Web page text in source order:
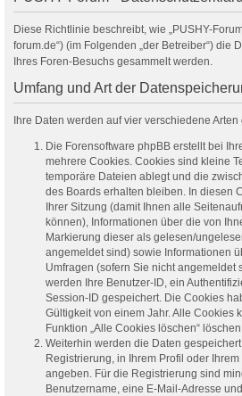
Diese Richtlinie beschreibt, wie „PUSHY-
forum.de“) (im Folgenden „der Betreiber“) die
Ihres Foren-Besuchs gesammelt werden.
Umfang und Art der
Ihre Daten werden auf vier verschiedene Arten
Die Forensoftware phpBB erstellt bei
mehrere Cookies. Cookies sind kleine
temporäre Dateien ablegt und die
des Boards erhalten bleiben. In diesen
Ihrer Sitzung (damit Ihnen alle
können), Informationen über die von
Markierung dieser als gelesen/
angemeldet sind) sowie Informationen
Umfragen (sofern Sie nicht angemeldet
werden Ihre Benutzer-ID, ein
Session-ID gespeichert. Die Cookies
Gültigkeit von einem Jahr. Alle Cookies
Funktion „Alle Cookies löschen“
Weiterhin werden die Daten
Registrierung, in Ihrem Profil oder
angeben. Für die Registrierung sind
Benutzername, eine E-Mail-Adresse